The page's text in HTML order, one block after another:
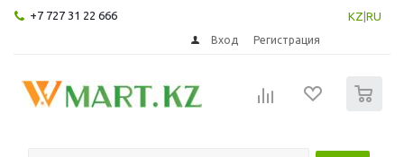
+7 727 31 22 666 KZ RU
Вход Регистрация